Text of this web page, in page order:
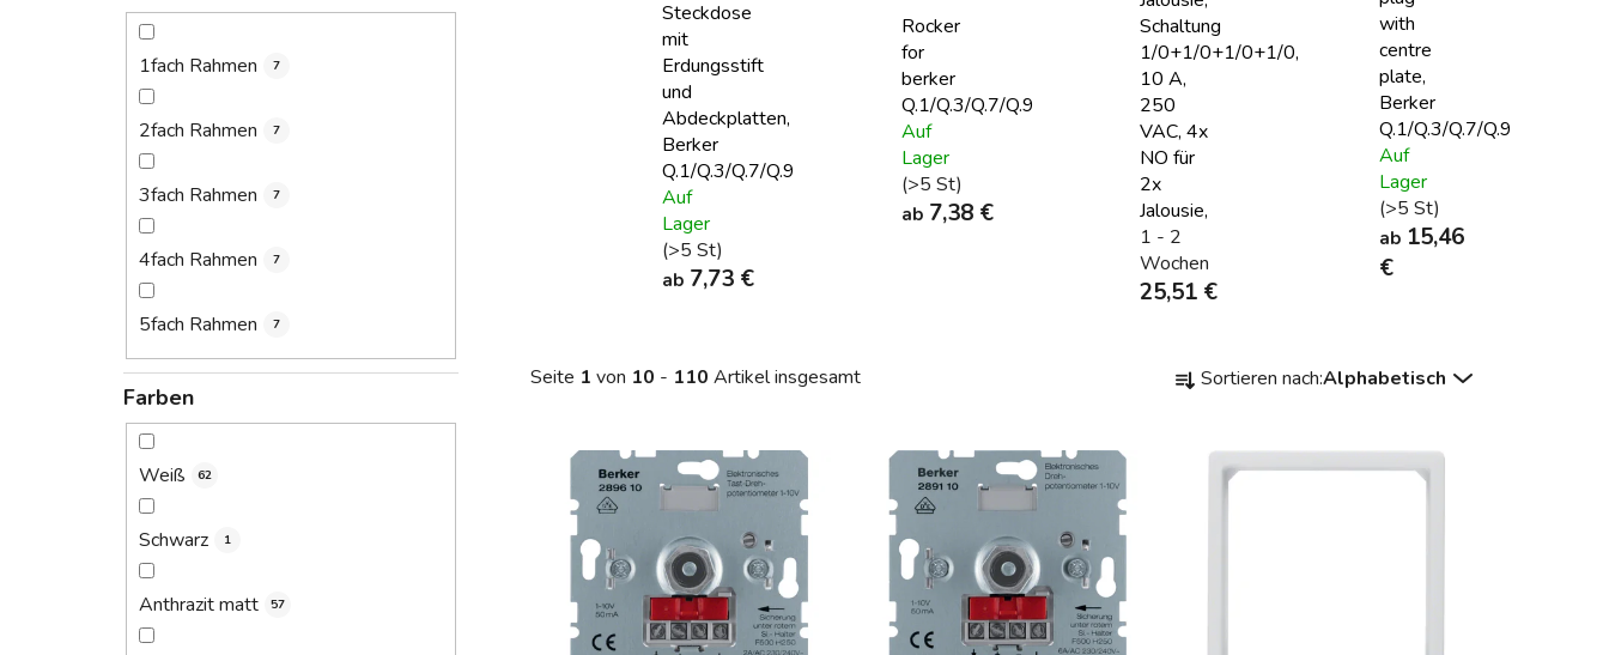
1fach Rahmen 7
2fach Rahmen 7
3fach Rahmen 7
4fach Rahmen 7
5fach Rahmen 7
Farben
Weiß 62
Schwarz 1
Anthrazit matt 57
Steckdose
mit
Erdungsstift
und
Abdeckplatten,
Berker
Q.1/Q.3/Q.7/Q.9
Auf
Lager
(>5 St)
ab 7,73 €
Rocker
for
berker
Q.1/Q.3/Q.7/Q.9
Auf
Lager
(>5 St)
ab7,38 €
Schaltung
1/0+1/0+1/0+1/0,
10 A,
250
VAC, 4x
NO für
2x
Jalousie,
1 - 2
Wochen
25,51 €
with
centre
plate,
Berker
Q.1/Q.3/Q.7/Q.9
Auf
Lager
(>5 St)
ab15,46
€
Seite 1 von 10 - 110 Artikel insgesamt
r Sortieren nach:Alphabetisch